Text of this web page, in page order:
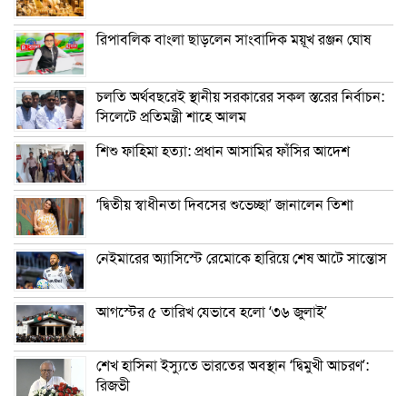
রিপাবলিক বাংলা ছাড়লেন সাংবাদিক ময়ূখ রঞ্জন ঘোষ
চলতি অর্থবছরেই স্থানীয় সরকারের সকল স্তরের নির্বাচন:
সিলেটে প্রতিমন্ত্রী শাহে আলম
শিশু ফাহিমা হত্যা: প্রধান আসামির ফাঁসির আদেশ
‘দ্বিতীয় স্বাধীনতা দিবসের শুভেচ্ছা’ জানালেন তিশা
নেইমারের অ্যাসিস্টে রেমোকে হারিয়ে শেষ আটে সান্তোস
আগস্টের ৫ তারিখ যেভাবে হলো ‘৩৬ জুলাই’
শেখ হাসিনা ইস্যুতে ভারতের অবস্থান ‘দ্বিমুখী আচরণ’:
রিজভী